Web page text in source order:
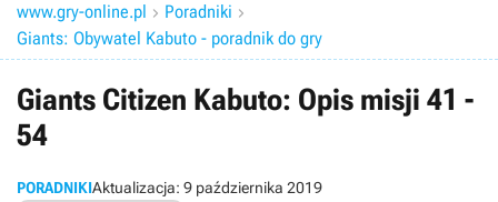
www.gry-online.pl  Poradniki 
Giants: Obywatel Kabuto - poradnik do gry
Giants Citizen Kabuto: Opis misji 41 -
54
PORADNIKIAktualizacja: 9 października 2019